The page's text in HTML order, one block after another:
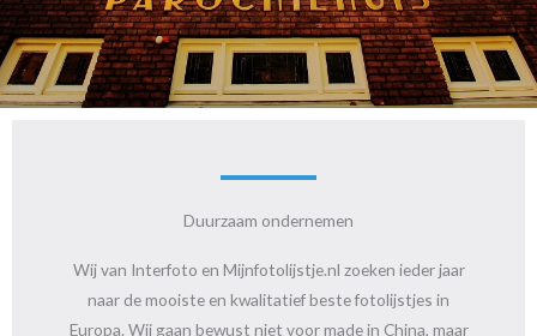
Duurzaam ondernemen
Wij van Interfoto en Mijnfotolijstje.nl zoeken ieder jaar
naar de mooiste en kwalitatief beste fotolijstjes in
Europa. Wij gaan bewust niet voor made in China, maar